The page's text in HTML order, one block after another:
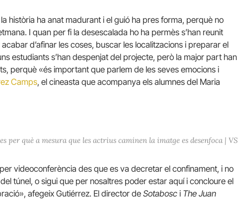
història ha anat madurant i el guió ha pres forma, perquè no
I quan per fi la desescalada ho ha permès s’han reunit
d’afinar les coses, buscar les localitzacions i preparar el
estudiants s’han despenjat del projecte, però la major part han
perquè «és important que parlem de les seves emocions i
Camps, el cineasta que acompanya els alumnes del Maria
per què a mesura que les actrius caminen la imatge es desenfoca | VS
videoconferència des que es va decretar el confinament, i no
túnel, o sigui que per nosaltres poder estar aquí i concloure el
afegeix Gutiérrez. El director de Sotabosc i The Juan